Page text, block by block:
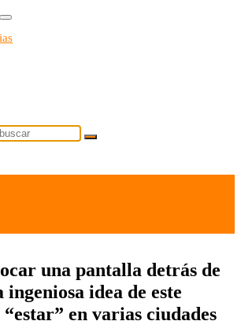
una pantalla detrás de
idea de este
en varias ciudades